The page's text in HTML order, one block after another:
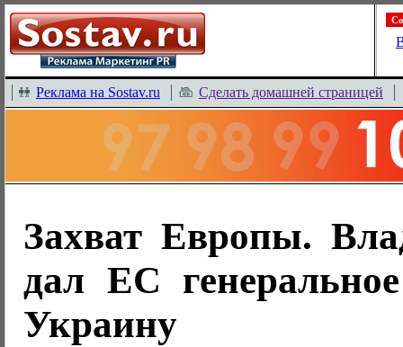
Реклама на Sostav.ru Сделать домашней страницей
Захват Европы.
дал ЕС
Украину